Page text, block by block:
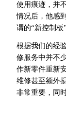
使用痕迹，并
情况后，他感
谓的“新控制板”
根据我们的经
修服务中并不
作新零件重新
维修甚至额外
非常重要，同